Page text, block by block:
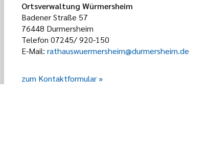
Ortsverwaltung Würmersheim
Badener Straße 57
76448 Durmersheim
Telefon 07245/ 920-150
E-Mail: rathauswuermersheim@durmersheim.de
zum Kontaktformular